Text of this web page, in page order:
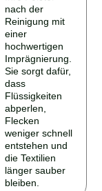
nach der
Reinigung mit
einer
hochwertigen
Imprägnierung.
Sie sorgt dafür,
dass
Flüssigkeiten
abperlen,
Flecken
weniger schnell
entstehen und
die Textilien
länger sauber
bleiben.